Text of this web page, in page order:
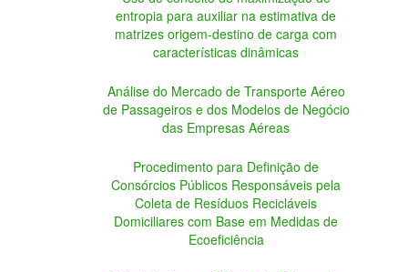
entropia para auxiliar na estimativa de
matrizes origem-destino de carga com
características dinâmicas
Análise do Mercado de Transporte Aéreo
de Passageiros e dos Modelos de Negócio
das Empresas Aéreas
Procedimento para Definição de
Consórcios Públicos Responsáveis pela
Coleta de Resíduos Recicláveis
Domiciliares com Base em Medidas de
Ecoeficiência